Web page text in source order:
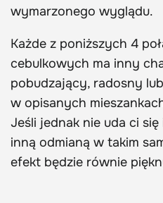
wymarzonego wyglądu.
Każde z poniższych 4
cebulkowych ma inny
pobudzający, radosny
w opisanych
Jeśli jednak nie uda ci
inną odmianą w takim
efekt będzie równie